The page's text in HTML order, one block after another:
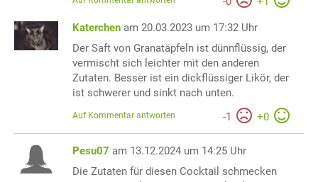
Katerchen am 20.03.2023 um 17:32 Uhr
Der Saft von Granatäpfeln ist dünnflüssig, der
vermischt sich leichter mit den anderen
Zutaten. Besser ist ein dickflüssiger Likör, der
ist schwerer und sinkt nach unten.
-1 +0
Auf Kommentar antworten
Pesu07 am 13.12.2024 um 14:25 Uhr
Die Zutaten für diesen Cocktail schmecken